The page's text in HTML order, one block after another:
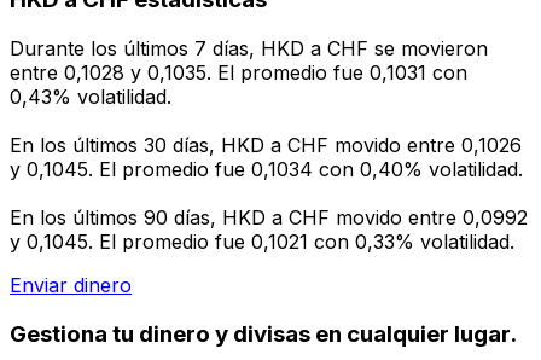
Durante los últimos 7 días, HKD a CHF se movieron
entre 0,1028 y 0,1035. El promedio fue 0,1031 con
0,43% volatilidad.
En los últimos 30 días, HKD a CHF movido entre 0,1026
y 0,1045. El promedio fue 0,1034 con 0,40% volatilidad.
En los últimos 90 días, HKD a CHF movido entre 0,0992
y 0,1045. El promedio fue 0,1021 con 0,33% volatilidad.
Enviar dinero
Gestiona tu dinero y divisas en cualquier lugar.